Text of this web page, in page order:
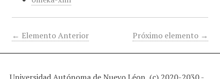
← Elemento Anterior Próximo elemento →